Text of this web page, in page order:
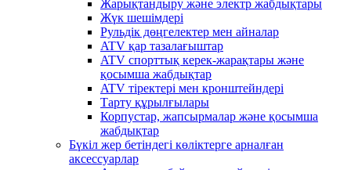
Жарықтандыру және электр жабдықтары
Жүк шешімдері
Рульдік дөңгелектер мен айналар
ATV қар тазалағыштар
ATV спорттық керек-жарақтары және
қосымша жабдықтар
ATV тіректері мен кронштейндері
Тарту құрылғылары
Корпустар, жапсырмалар және қосымша
жабдықтар
Бүкіл жер бетіндегі көліктерге арналған
аксессуарлар